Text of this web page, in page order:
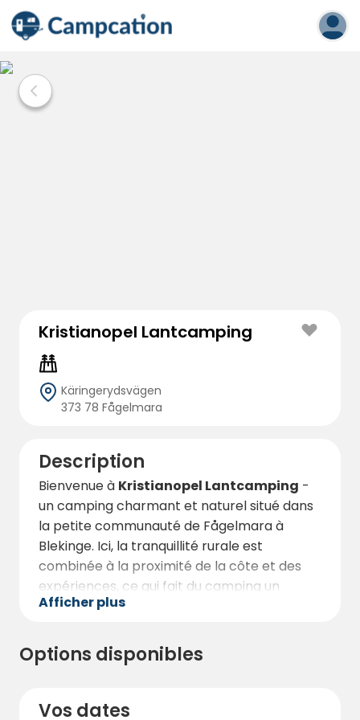
Kristianopel Lantcamping
Käringerydsvägen
373 78 Fågelmara
Description
Bienvenue à Kristianopel Lantcamping -
un camping charmant et naturel situé dans
la petite communauté de Fågelmara à
Blekinge. Ici, la tranquillité rurale est
combinée à la proximité de la côte et des
expériences, ce qui fait du camping un
endroit idéal pour ceux qui recherchent à la
et personnel, avec quelques emplacements
sur une ancienne cour de ferme - créant
de champs ouverts et d'une nature
Afficher plus
Options disponibles
Vos dates